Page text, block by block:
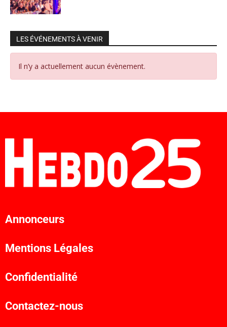
LES ÉVÉNEMENTS À VENIR
Il n’y a actuellement aucun évènement.
Annonceurs
Mentions Légales
Confidentialité
Contactez-nous